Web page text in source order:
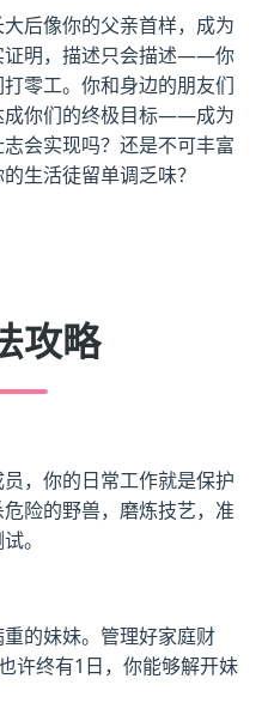
后像你的父亲首样，成为
证明，描述只会描述——你
零工。你和身边的朋友们
成你们的终极目标——成为
会实现吗？还是不可丰富
生活徒留单调乏味？
攻略
，你的日常工作就是保护
险的野兽，磨炼技艺，准
。
的妹妹。管理好家庭财
许终有1日，你能够解开妹